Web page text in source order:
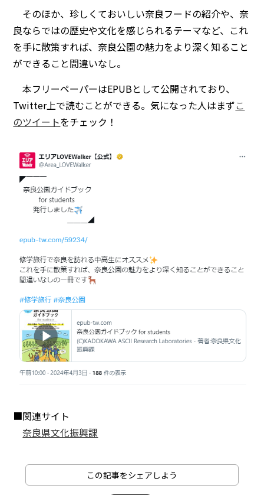
そのほか、珍しくておいしい奈良フードの紹介や、奈
良ならではの歴史や文化を感じられるテーマなど、これ
を手に散策すれば、奈良公園の魅力をより深く知ること
ができること間違いなし。
本フリーペーパーはEPUBとして公開されており、
Twitter上で読むことができる。気になった人はまずこ
のツイートをチェック！
■関連サイト
奈良県文化振興課
この記事をシェアしよう